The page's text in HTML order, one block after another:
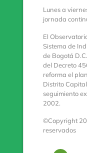
Lunes a
jornada
El
Sistema de
de Bogotá
del Decreto
reforma el
Distrito
seguimiento
2002.
©Copyright
reservados